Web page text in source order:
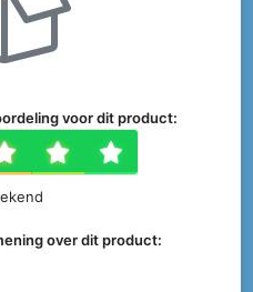
voor dit product:
4
3 sterren
sterren
over dit product: